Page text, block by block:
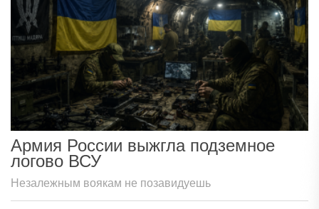
Армия России выжгла подземное
логово ВСУ
Незалежным воякам не позавидуешь